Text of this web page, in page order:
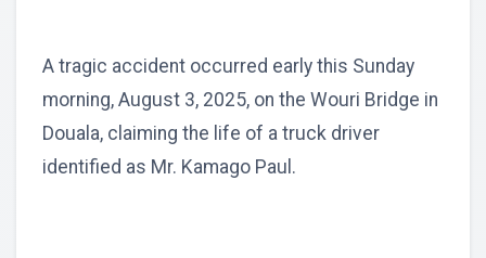
A tragic accident occurred early this Sunday
morning, August 3, 2025, on the Wouri Bridge in
Douala, claiming the life of a truck driver
identified as Mr. Kamago Paul.